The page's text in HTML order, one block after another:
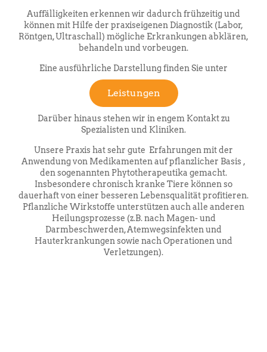
Auffälligkeiten erkennen wir dadurch frühzeitig und
können mit Hilfe der praxiseigenen Diagnostik (Labor,
Röntgen, Ultraschall) mögliche Erkrankungen abklären,
behandeln und vorbeugen.
Eine ausführliche Darstellung finden Sie unter
Leistungen
Darüber hinaus stehen wir in engem Kontakt zu
Spezialisten und Kliniken.
Unsere Praxis hat sehr gute Erfahrungen mit der
Anwendung von Medikamenten auf pflanzlicher Basis ,
den sogenannten Phytotherapeutika gemacht.
Insbesondere chronisch kranke Tiere können so
dauerhaft von einer besseren Lebensqualität profitieren.
Pflanzliche Wirkstoffe unterstützen auch alle anderen
Heilungsprozesse (z.B. nach Magen- und
Darmbeschwerden, Atemwegsinfekten und
Hauterkrankungen sowie nach Operationen und
Verletzungen).